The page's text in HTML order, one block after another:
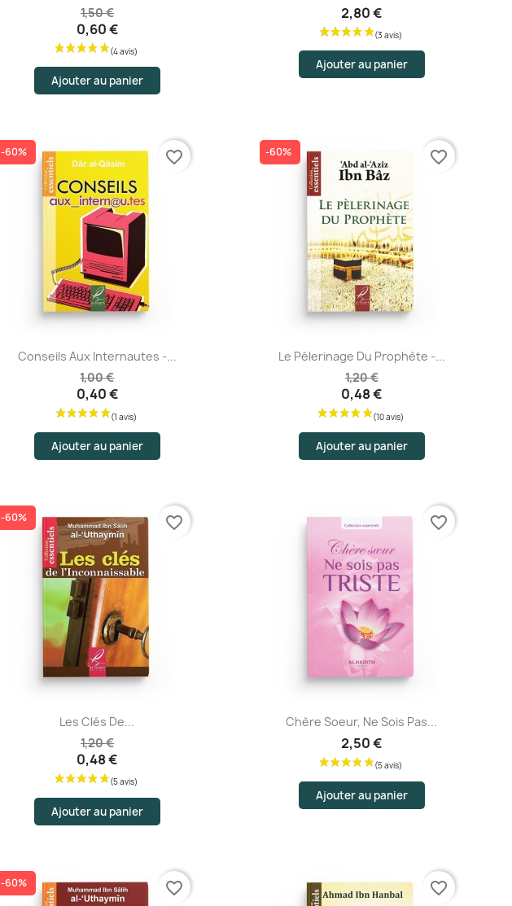
1,50 €
0,60 €
Ajouter au panier
2,80 €
Ajouter au panier
Aperçu rapide
Conseils Aux Internautes -...
1,00 €
0,40 €
Ajouter au panier
-60% favorite_border
Aperçu rapide
Le Pélerinage Du Prophète -...
1,20 €
0,48 €
Ajouter au panier
-60% favorite_border
Aperçu rapide
Les Clés De...
1,20 €
0,48 €
Ajouter au panier
-60% favorite_border
Aperçu rapide
Chère Soeur, Ne Sois Pas...
2,50 €
Ajouter au panier
favorite_border
-60% favorite_border favorite_border